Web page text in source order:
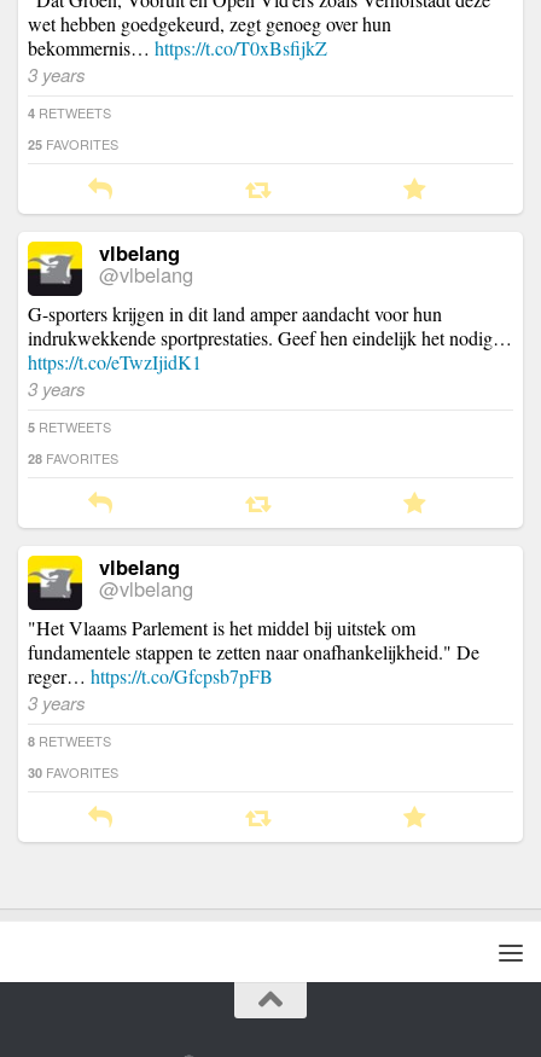
wet hebben goedgekeurd, zegt genoeg over hun
bekommernis… https://t.co/T0xBsfijkZ
3 years
4 RETWEETS
25 FAVORITES
vlbelang
@vlbelang
G-sporters krijgen in dit land amper aandacht voor hun
indrukwekkende sportprestaties. Geef hen eindelijk het nodig…
https://t.co/eTwzIjidK1
3 years
5 RETWEETS
28 FAVORITES
vlbelang
@vlbelang
"Het Vlaams Parlement is het middel bij uitstek om
fundamentele stappen te zetten naar onafhankelijkheid." De
reger… https://t.co/Gfcpsb7pFB
3 years
8 RETWEETS
30 FAVORITES